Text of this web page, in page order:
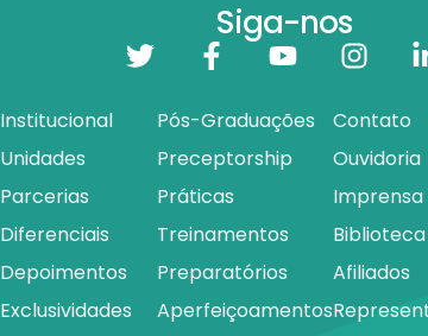
Siga-nos
Institucional
Unidades
Parcerias
Diferenciais
Depoimentos
Exclusividades
Pós-Graduações
Preceptorship
Práticas
Treinamentos
Preparatórios
Aperfeiçoamentos
Contato
Ouvidoria
Imprensa
Biblioteca
Afiliados